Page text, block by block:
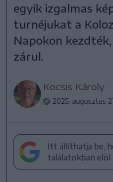
egyik izgalmas
turnéjukat a
Napokon
zárul.
Kocsis Károly
2025. augusztus
Itt állíthatja be,
találatokban elöl